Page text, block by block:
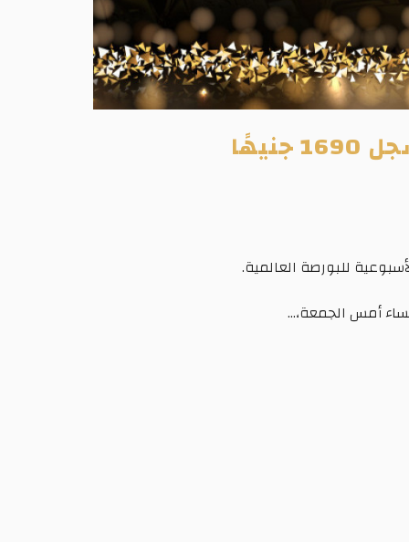
للبورصة العالمية.